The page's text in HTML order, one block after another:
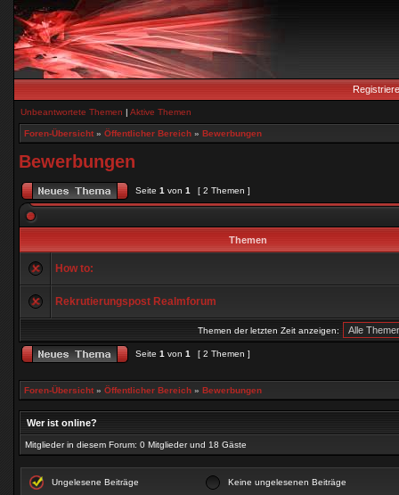
Unbeantwortete Themen | Aktive Themen
Foren-Übersicht » Öffentlicher Bereich » Bewerbungen
Bewerbungen
Seite 1 von 1 [ 2 Themen ]
Themen
How to:
Rekrutierungspost Realmforum
Themen der letzten Zeit anzeigen:
Seite 1 von 1 [ 2 Themen ]
Foren-Übersicht » Öffentlicher Bereich » Bewerbungen
Wer ist online?
Mitglieder in diesem Forum: 0 Mitglieder und 18 Gäste
Ungelesene Beiträge Keine ungelesenen Beiträge